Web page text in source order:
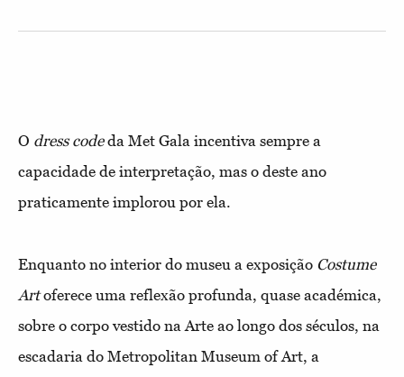
O dress codeda Met Gala incentiva sempre a
capacidade de interpretação, mas o deste ano
praticamente implorou por ela.
Enquanto no interior do museu a exposição Costume
Artoferece uma reflexão profunda, quase académica,
sobre o corpo vestido na Arte ao longo dos séculos, na
escadaria do Metropolitan Museum of Art, a